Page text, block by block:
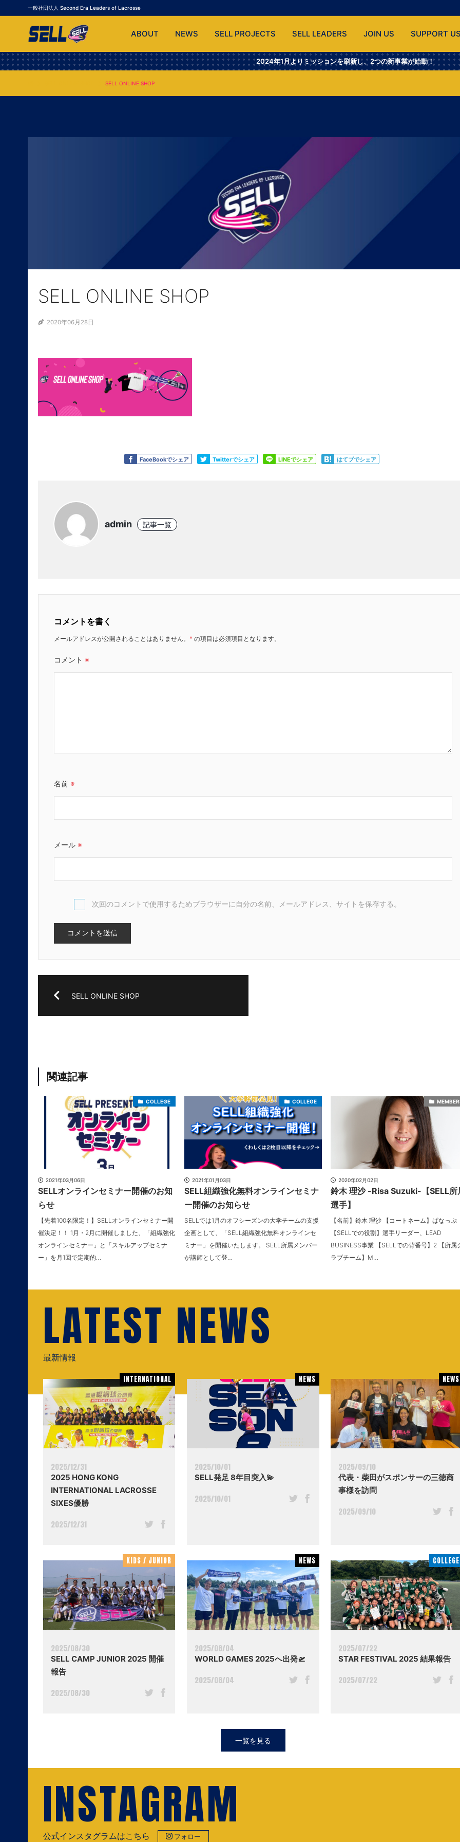
一般社団法人 Second Era Leaders of Lacrosse
ABOUT NEWS SELL PROJECTS SELL LEADERS JOIN US SUPPORT
2024年1月よりミッションを刷新し、2つの新事業が始動！
SELL ONLINE SHOP
SELL ONLINE SHOP
2020年06月28日
FaceBookでシェア
Like Twitterでシェア
Tweet LINEでシェア
Share はてブでシェア
Share
admin 記事一覧
コメントを書く
メールアドレスが公開されることはありません。 * の項目は必須項目となります。
コメント ※
名前 ※
メール ※
次回のコメントで使用するためブラウザーに自分の名前、メールアドレス、サイトを保存する。
SELL ONLINE SHOP
関連記事
COLLEGE
2021年03月06日
SELLオンラインセミナー開催のお知
らせ
【先着100名限定！】SELLオンラインセミナー開
催決定！！ 1月・2月に開催しました、「組織強化
オンラインセミナー」と「スキルアップセミナ
ー」を月1回で定期的…
COLLEGE
2021年01月03日
SELL組織強化無料オンラインセミナ
ー開催のお知らせ
SELLでは1月のオフシーズンの大学チームの支援
企画として、「SELL組織強化無料オンラインセ
ミナー」を開催いたします。 SELL所属メンバー
が講師として登…
2020年02月02日
鈴木 理沙 -Risa Suzuki-【SELL所
選手】
【名前】鈴木 理沙 【コートネーム】ぱなっぷ
【SELLでの役割】選手リーダー、LEAD
BUSINESS事業 【SELLでの背番号】2 【所属
ラブチーム】M…
LATEST NEWS
最新情報
2025/12/31
INTERNATIONAL
2025 HONG KONG
INTERNATIONAL LACROSSE
SIXES優勝
2025/12/31
INTERNATIONAL
2025/10/01
NEWS
SELL発足 8年目突入💫
2025/10/01
NEWS
2025/09/10
NEWS
代表・柴田がスポンサーの三徳商
事様を訪問
2025/09/10
NEWS
2025/08/30
KIDS / JUNIOR
SELL CAMP JUNIOR 2025 開催
報告
2025/08/30
KIDS / JUNIOR
2025/08/04
NEWS
WORLD GAMES 2025へ出発🛫
2025/08/04
NEWS
2025/07/22
COLLEGE
STAR FESTIVAL 2025 結果報告
2025/07/22
COLLEGE
一覧を見る
INSTAGRAM
公式インスタグラムはこちら フォロー